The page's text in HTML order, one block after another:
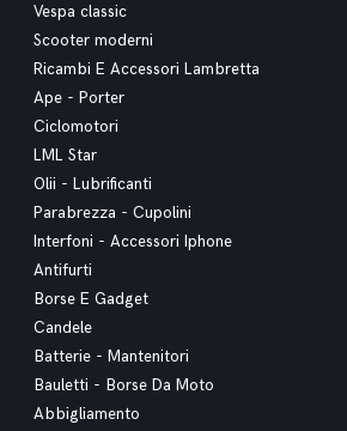
Vespa classic
Scooter moderni
Ricambi E Accessori Lambretta
Ape - Porter
Ciclomotori
LML Star
Olii - Lubrificanti
Parabrezza - Cupolini
Interfoni - Accessori Iphone
Antifurti
Borse E Gadget
Candele
Batterie - Mantenitori
Bauletti - Borse Da Moto
Abbigliamento